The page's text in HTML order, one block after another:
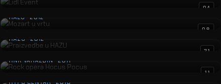
04
Mozart u vrtu
HALU · 2012
08
Praizvedbe u HAZU
HAZU · 2012
21
Rock opera Hocus Pocus
HNK VARAŽDIN · 2011
11
Tele2 Event
HYPO CENTAR · 2010